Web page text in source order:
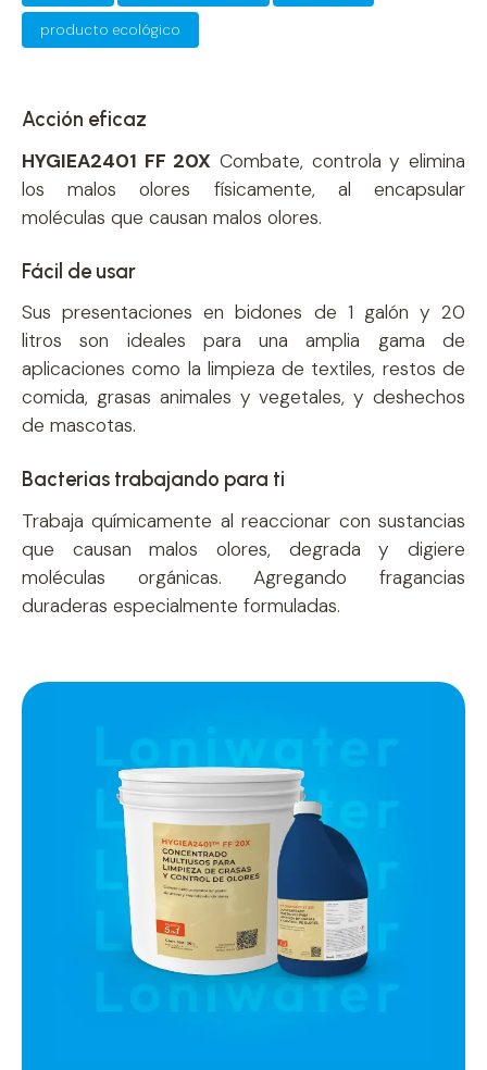
producto ecológico
Acción eficaz
HYGIEA2401 FF 20X Combate, controla y elimina
los malos olores físicamente, al encapsular
moléculas que causan malos olores.
Fácil de usar
Sus presentaciones en bidones de 1 galón y 20
litros son ideales para una amplia gama de
aplicaciones como la limpieza de textiles, restos de
comida, grasas animales y vegetales, y deshechos
de mascotas.
Bacterias trabajando para ti
Trabaja químicamente al reaccionar con sustancias
que causan malos olores, degrada y digiere
moléculas orgánicas. Agregando fragancias
duraderas especialmente formuladas.